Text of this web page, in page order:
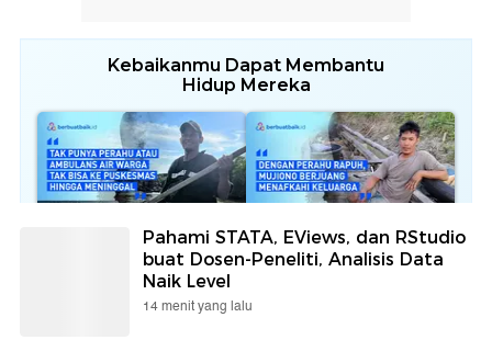
Pahami STATA, EViews, dan RStudio
buat Dosen-Peneliti, Analisis Data
Naik Level
14 menit yang lalu